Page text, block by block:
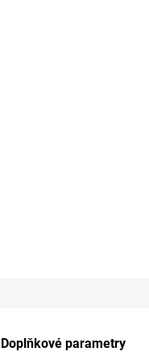
Doplňkové parametry